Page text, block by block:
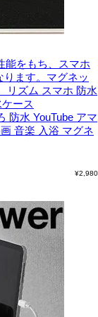
能をもち、スマホ
ます。マグネッ
リズム スマホ 防水
ース
防水 YouTube アマ
音楽 入浴 マグネ
¥2,980